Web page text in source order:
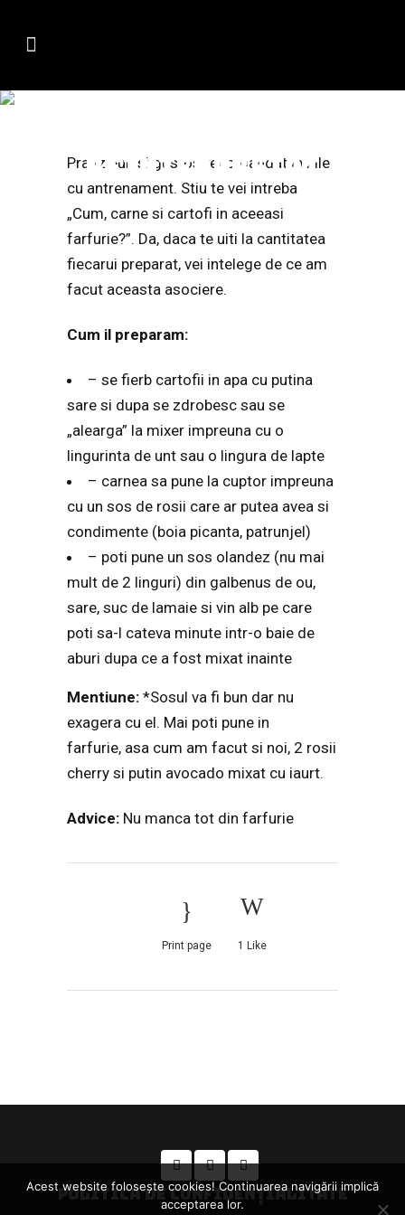
REINTERPRETAT
Pranz bun si gustos recomandat in zile
cu antrenament. Stiu te vei intreba
„Cum, carne si cartofi in aceeasi
farfurie?”. Da, daca te uiti la cantitatea
fiecarui preparat, vei intelege de ce am
facut aceasta asociere.
Cum il preparam:
– se fierb cartofii in apa cu putina
sare si dupa se zdrobesc sau se
„alearga” la mixer impreuna cu o
lingurinta de unt sau o lingura de lapte
– carnea sa pune la cuptor impreuna
cu un sos de rosii care ar putea avea si
condimente (boia picanta, patrunjel)
– poti pune un sos olandez (nu mai
mult de 2 linguri) din galbenus de ou,
sare, suc de lamaie si vin alb pe care
poti sa-l cateva minute intr-o baie de
aburi dupa ce a fost mixat inainte
Mentiune: *Sosul va fi bun dar nu
exagera cu el. Mai poti pune in
farfurie, asa cum am facut si noi, 2 rosii
cherry si putin avocado mixat cu iaurt.
Advice: Nu manca tot din farfurie
Print page 1 Like
POLITICA DE CONFIDENȚIALITATE
Acest website foloseşte cookies! Continuarea navigării implică
acceptarea lor.